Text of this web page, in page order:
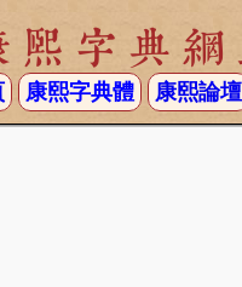
熙字典網
康熙字典體 康熙論壇